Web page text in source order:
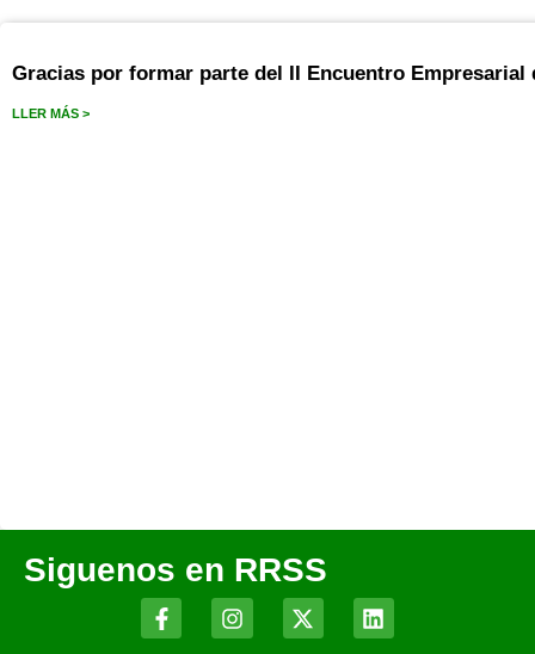
Gracias por formar parte del II Encuentro Empresarial
LLER MÁS >
Siguenos en RRSS